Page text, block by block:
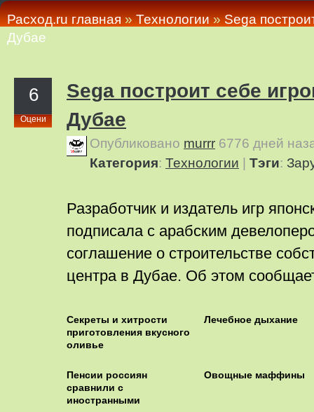
Расход.ru главная»Технологии»Sega
Дубае
6
Оцени
Sega построит себе
Дубае
Опубликовано murrr 6776 дней
Категория: Технологии Тэги:
Разработчик и издатель игр
подписала с арабским
соглашение о строительстве
центра в Дубае. Об этом
Секреты и хитрости
приготовления вкусного
оливье
Лечебное дыхание
Пенсии россиян
сравнили с
иностранными
Овощные маффины